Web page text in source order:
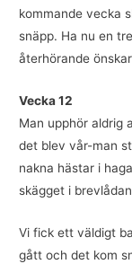
kommande vecka
snäpp. Ha nu en
återhörande
Vecka 12
Man upphör aldrig
det blev vår-man
nakna hästar i
skägget i
Vi fick ett väldigt
gått och det kom